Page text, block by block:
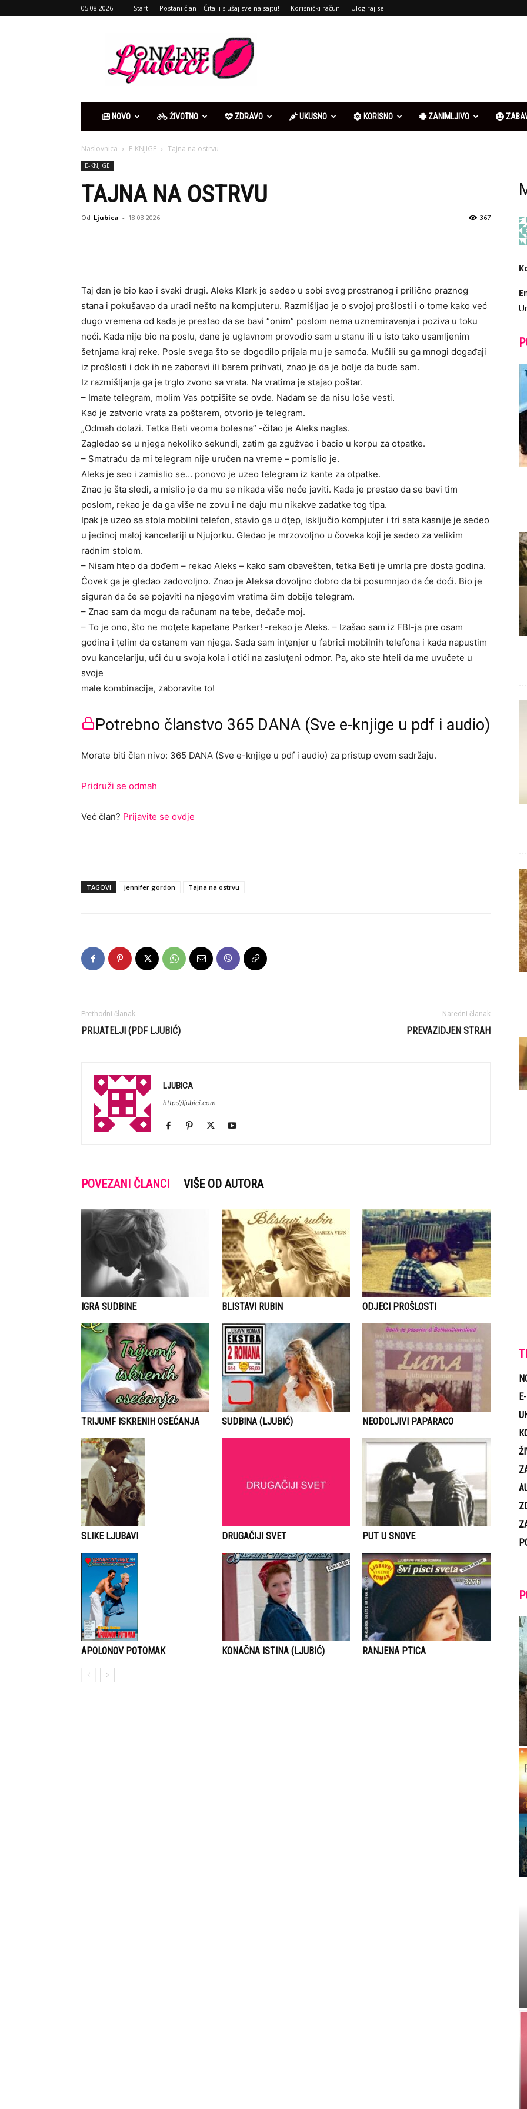
05.08.2026 Start Postani član – Čitaj i slušaj sve na sajtu! Korisnički račun Ulogiraj se
online
NOVO ŽIVOTNO ZDRAVO UKUSNO KORISNO ZANIMLJIVO
Naslovnica E-KNJIGE Tajna na ostrvu
E-KNJIGE
TAJNA NA OSTRVU
Od Ljubica - 18.03.2026 367
Taj dan je bio kao i svaki drugi. Aleks Klark je sedeo u sobi svog prostranog i prilično praznog
stana i pokušavao da uradi nešto na kompjuteru. Razmišljao je o svojoj prošlosti i o tome kako već
dugo vremena od kada je prestao da se bavi “onim” poslom nema uznemiravanja i poziva u toku
noći. Kada nije bio na poslu, dane je uglavnom provodio sam u stanu ili u isto tako usamljenim
šetnjama kraj reke. Posle svega što se dogodilo prijala mu je samoća. Mučili su ga mnogi događaji
iz prošlosti i dok ih ne zaboravi ili barem prihvati, znao je da je bolje da bude sam.
Iz razmišljanja ga je trglo zvono sa vrata. Na vratima je stajao poštar.
– Imate telegram, molim Vas potpišite se ovde. Nadam se da nisu loše vesti.
Kad je zatvorio vrata za poštarem, otvorio je telegram.
„Odmah dolazi. Tetka Beti veoma bolesna” -čitao je Aleks naglas.
Zagledao se u njega nekoliko sekundi, zatim ga zgužvao i bacio u korpu za otpatke.
– Smatraću da mi telegram nije uručen na vreme – pomislio je.
Aleks je seo i zamislio se… ponovo je uzeo telegram iz kante za otpatke.
Znao je šta sledi, a mislio je da mu se nikada više neće javiti. Kada je prestao da se bavi tim
poslom, rekao je da ga više ne zovu i ne daju mu nikakve zadatke tog tipa.
Ipak je uzeo sa stola mobilni telefon, stavio ga u dţep, isključio kompjuter i tri sata kasnije je sedeo
u jedinoj maloj kancelariji u Njujorku. Gledao je mrzovoljno u čoveka koji je sedeo za velikim
radnim stolom.
– Nisam hteo da dođem – rekao Aleks – kako sam obavešten, tetka Beti je umrla pre dosta godina.
Ĉovek ga je gledao zadovoljno. Znao je Aleksa dovoljno dobro da bi posumnjao da će doći. Bio je
siguran da će se pojaviti na njegovim vratima čim dobije telegram.
– Znao sam da mogu da računam na tebe, dečače moj.
– To je ono, što ne moţete kapetane Parker! -rekao je Aleks. – Izašao sam iz FBI-ja pre osam
godina i ţelim da ostanem van njega. Sada sam inţenjer u fabrici mobilnih telefona i kada napustim
ovu kancelariju, ući ću u svoja kola i otići na zasluţeni odmor. Pa, ako ste hteli da me uvučete u
svoje
male kombinacije, zaboravite to!
Potrebno članstvo 365 DANA (Sve e-knjige u pdf i audio)
Morate biti član nivo: 365 DANA (Sve e-knjige u pdf i audio) za pristup ovom sadržaju.
Pridruži se odmah
Već član? Prijavite se ovdje
TAGOVI jennifer gordon Tajna na ostrvu
Prethodni članak
PRIJATELJI (PDF LJUBIĆ)
Naredni članak
PREVAZIDJEN STRAH
LJUBICA
http://ljubici.com
POVEZANI ČLANCI VIŠE OD AUTORA
IGRA SUDBINE BLISTAVI RUBIN ODJECI PROŠLOSTI
TRIJUMF ISKRENIH OSEĆANJA SUDBINA (LJUBIĆ) NEODOLJIVI PAPARACO
SLIKE LJUBAVI DRUGAČIJI SVET PUT U SNOVE
APOLONOV POTOMAK KONAČNA ISTINA (LJUBIĆ) RANJENA PTICA